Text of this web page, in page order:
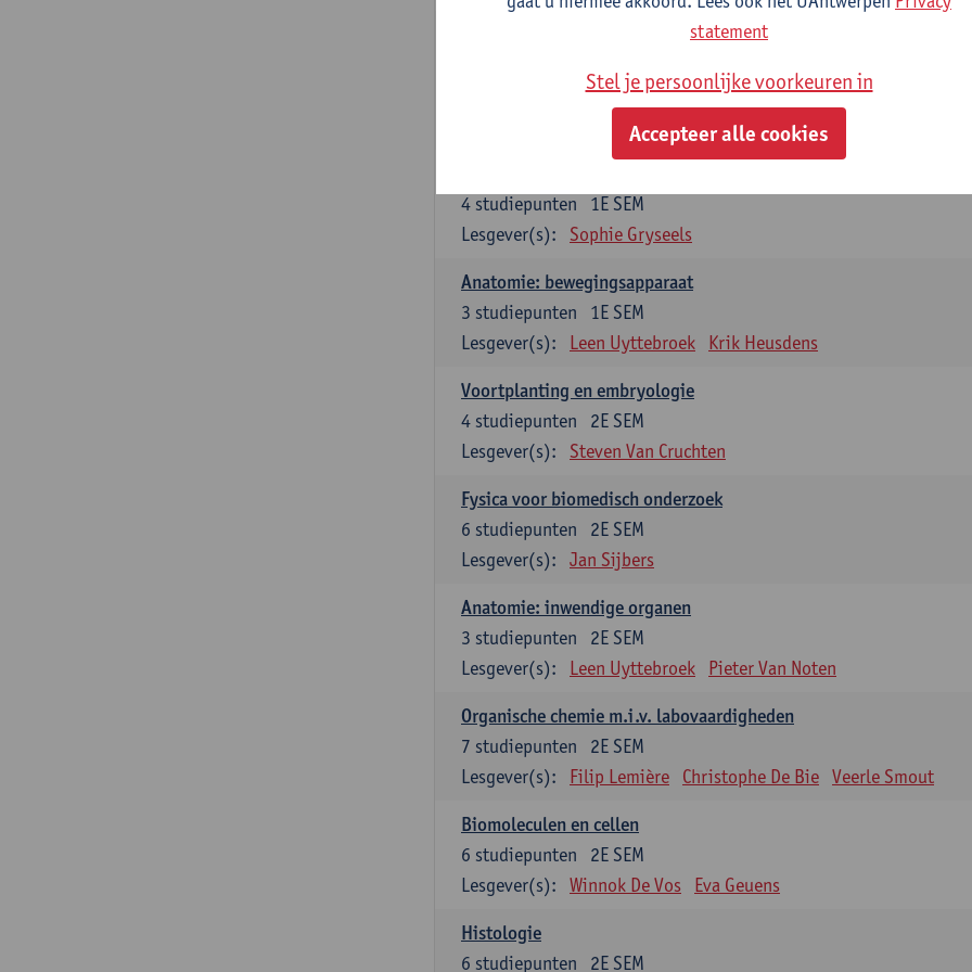
Studium generale in de biomedische wetenschappen deel 1:
1E SEM
Anja Verhulst Sebastiaan De Schepper
1E SEM
4 studiepunten
Lesgever(s):
Sophie Gryseels
Anatomie: bewegingsapparaat
1E SEM
3 studiepunten
Lesgever(s):
Leen Uyttebroek Krik Heusdens
Voortplanting en embryologie
2E SEM
4 studiepunten
Lesgever(s):
Steven Van Cruchten
Fysica voor biomedisch onderzoek
2E SEM
6 studiepunten
Lesgever(s):
Jan Sijbers
Anatomie: inwendige organen
2E SEM
3 studiepunten
Lesgever(s):
Leen Uyttebroek Pieter Van Noten
Organische chemie m.i.v. labovaardigheden
2E SEM
7 studiepunten
Lesgever(s):
Filip Lemière Christophe De Bie Veerle Smout
Biomoleculen en cellen
2E SEM
6 studiepunten
Lesgever(s):
Winnok De Vos Eva Geuens
Histologie
2E SEM
6 studiepunten
statement
Stel je persoonlijke voorkeuren in
Accepteer alle cookies